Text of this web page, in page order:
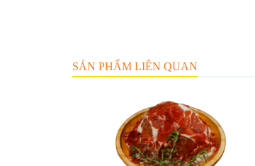
SẢN PHẨM LIÊN QUAN